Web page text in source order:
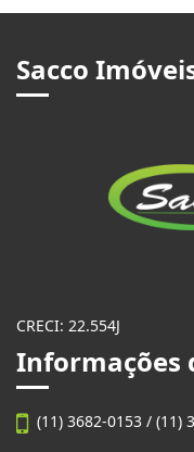
Sacco
CRECI: 22.554J
Informações
(11) 3682-0153 / (11)